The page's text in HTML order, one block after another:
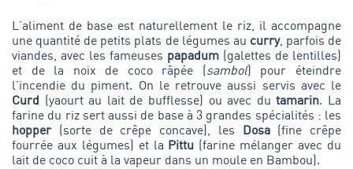
L’aliment de base est naturellement le riz, il accompagne
une quantité de petits plats de légumes au curry, parfois de
viandes, avec les fameuses papadum (galettes de lentilles)
et de la noix de coco râpée (sambol) pour éteindre
l'incendie du piment. On le retrouve aussi servis avec le
Curd (yaourt au lait de bufflesse) ou avec dutamarin. La
farine du riz sert aussi de base à 3 grandes spécialités : les
hopper(sorte de crêpe concave), les Dosa(fine crêpe
fourrée aux légumes) et la Pittu (farine mélanger avec du
lait de coco cuit à la vapeur dans un moule en Bambou).